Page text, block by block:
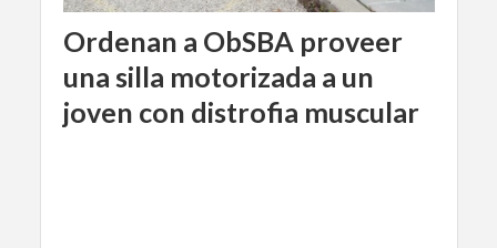
Ordenan a ObSBA proveer
una silla motorizada a un
joven con distrofia muscular